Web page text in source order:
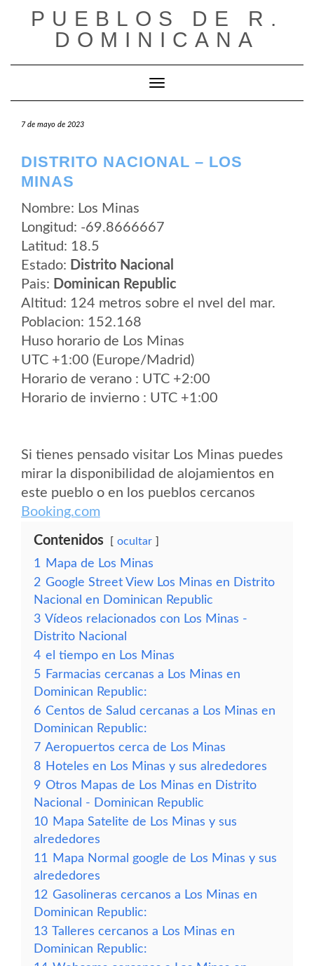
PUEBLOS DE R.
DOMINICANA
Cambiar modo de navegación
7 de mayo de 2023
DISTRITO NACIONAL – LOS
MINAS
Nombre: Los Minas
Longitud: -69.8666667
Latitud: 18.5
Estado: Distrito Nacional
Pais: Dominican Republic
Altitud: 124 metros sobre el nvel del mar.
Poblacion: 152.168
Huso horario de Los Minas
UTC +1:00 (Europe/Madrid)
Horario de verano : UTC +2:00
Horario de invierno : UTC +1:00
Si tienes pensado visitar Los Minas puedes
mirar la disponibilidad de alojamientos en
este pueblo o en los pueblos cercanos
Booking.com
Contenidos ocultar
1
Mapa de Los Minas
2 Google Street View Los Minas en Distrito
Nacional en Dominican Republic
3 Vídeos relacionados con Los Minas -
Distrito Nacional
4 el tiempo en Los Minas
5 Farmacias cercanas a Los Minas en
Dominican Republic:
6 Centos de Salud cercanas a Los Minas en
Dominican Republic:
7 Aeropuertos cerca de Los Minas
8 Hoteles en Los Minas y sus alrededores
9 Otros Mapas de Los Minas en Distrito
Nacional - Dominican Republic
10 Mapa Satelite de Los Minas y sus
alrededores
11
Mapa Normal google de Los Minas y sus
alrededores
12 Gasolineras cercanos a Los Minas en
Dominican Republic:
13 Talleres cercanos a Los Minas en
Dominican Republic: